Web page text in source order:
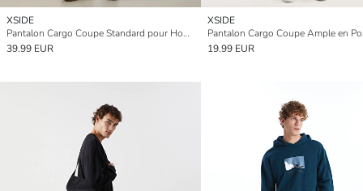
XSIDE
Pantalon Cargo Coupe Standard pour Hommes
39.99 EUR
XSIDE
19.99 EUR